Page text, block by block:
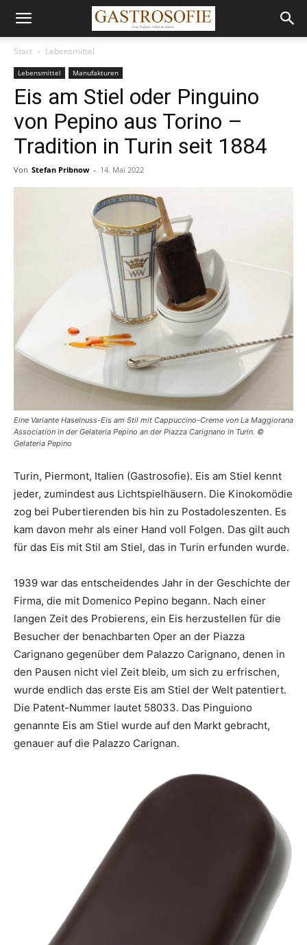
Start Lebensmittel
Lebensmittel Manufakturen
Eis am Stiel oder Pinguino
von Pepino aus Torino –
Tradition in Turin seit 1884
Von Stefan Pribnow - 14. Mai 2022
Eine Variante Haselnuss-Eis am Stil mit Cappuccino-Creme von La Maggiorana
Association in der Gelateria Pepino an der Piazza Carignano in Turin. ©
Gelateria Pepino
Turin, Piermont, Italien (Gastrosofie). Eis am Stiel kennt
jeder, zumindest aus Lichtspielhäusern. Die Kinokomödie
zog bei Pubertierenden bis hin zu Postadoleszenten. Es
kam davon mehr als einer Hand voll Folgen. Das gilt auch
für das Eis mit Stil am Stiel, das in Turin erfunden wurde.
1939 war das entscheidendes Jahr in der Geschichte der
Firma, die mit Domenico Pepino begann. Nach einer
langen Zeit des Probierens, ein Eis herzustellen für die
Besucher der benachbarten Oper an der Piazza
Carignano gegenüber dem Palazzo Carignano, denen in
den Pausen nicht viel Zeit bleib, um sich zu erfrischen,
wurde endlich das erste Eis am Stiel der Welt patentiert.
Die Patent-Nummer lautet 58033. Das Pinguiono
genannte Eis am Stiel wurde auf den Markt gebracht,
genauer auf die Palazzo Carignan.